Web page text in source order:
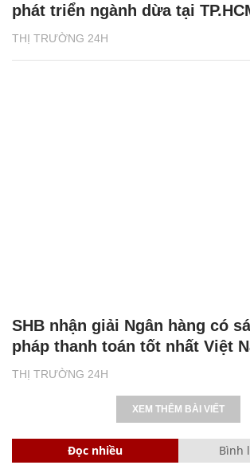
THỊ TRƯỜNG 24H
phát triển ngành dừa tại
THỊ TRƯỜNG 24H
SHB nhận giải Ngân hàng có
pháp thanh toán tốt nhất Việt
XEM THÊM BÀI VIẾT
Đọc nhiều Bình